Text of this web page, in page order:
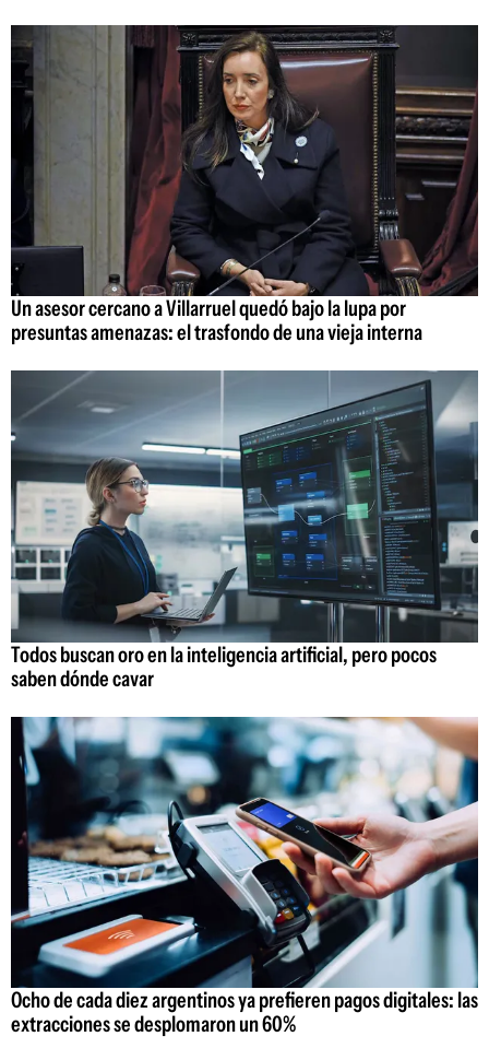
Un asesor cercano a Villarruel quedó bajo la lupa por
presuntas amenazas: el trasfondo de una vieja interna
Todos buscan oro en la inteligencia artificial, pero pocos
saben dónde cavar
Ocho de cada diez argentinos ya prefieren pagos digitales: las
extracciones se desplomaron un 60%